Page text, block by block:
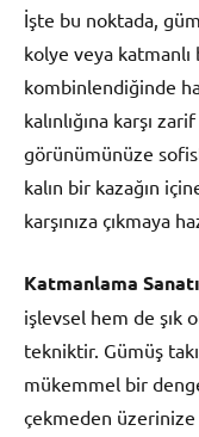
İşte bu noktada,
kolye veya katmanlı
kombinlendiğinde
kalınlığına karşı
görünümünüze
kalın bir kazağın
karşınıza çıkmaya
Katmanlama Sanatı
işlevsel hem de şık
tekniktir. Gümüş
mükemmel bir
çekmeden